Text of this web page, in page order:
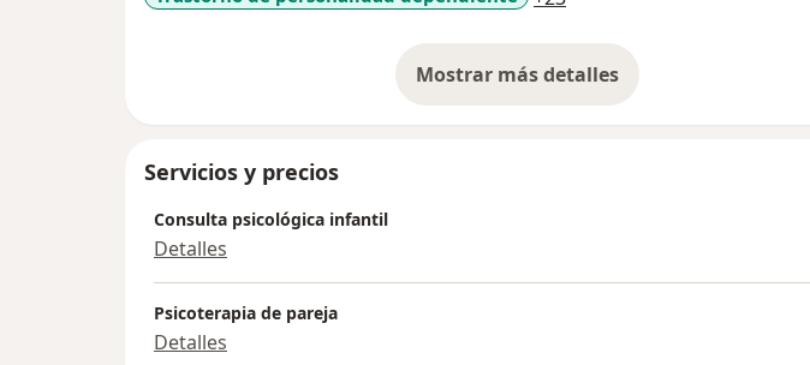
Mostrar más detalles
sobre la experiencia
Servicios y precios
Consulta psicológica infantil
Detalles
Psicoterapia de pareja
Detalles